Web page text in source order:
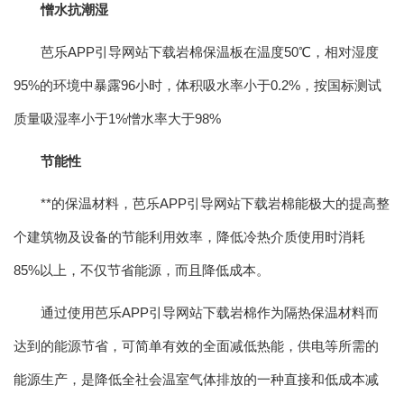
憎水抗潮湿
芭乐APP引导网站下载岩棉保温板在温度50℃，相对湿度
95%的环境中暴露96小时，体积吸水率小于0.2%，按国标测试
质量吸湿率小于1%憎水率大于98%
节能性
**的保温材料，芭乐APP引导网站下载岩棉能极大的提高整
个建筑物及设备的节能利用效率，降低冷热介质使用时消耗
85%以上，不仅节省能源，而且降低成本。
通过使用芭乐APP引导网站下载岩棉作为隔热保温材料而
达到的能源节省，可简单有效的全面减低热能，供电等所需的
能源生产，是降低全社会温室气体排放的一种直接和低成本减